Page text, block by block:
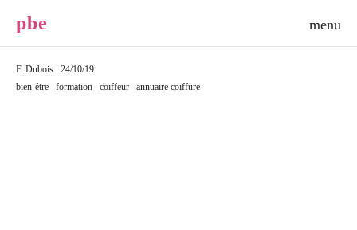
pbe
F. Dubois
24/10/19
bien-être
formation coiffeur annuaire coiffure